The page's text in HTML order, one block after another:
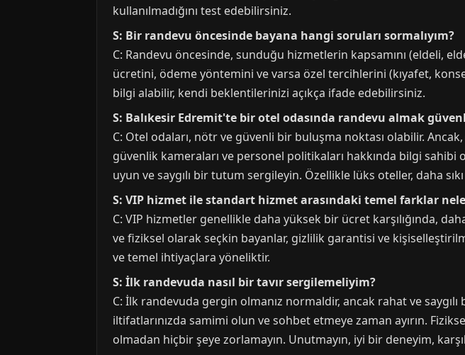
kullanılmadığını test edebilirsiniz.
S: Bir randevu öncesinde bayana hangi soruları sormalıyım?
C: Randevu öncesinde, sunduğu hizmetlerin kapsamını (eldeli,
ücretini, ödeme yöntemini ve varsa özel tercihlerini (kıyafet,
bilgi alabilir, kendi beklentilerinizi açıkça ifade edebilirsiniz.
S: Balıkesir Edremit'te bir otel odasında randevu almak
C: Otel odaları, nötr ve güvenli bir buluşma noktası olabilir.
güvenlik kameraları ve personel politikaları hakkında bilgi
uyun ve saygılı bir tutum sergileyin. Özellikle lüks oteller, daha
S: VIP hizmet ile standart hizmet arasındaki temel farklar
C: VIP hizmetler genellikle daha yüksek bir ücret karşılığında,
ve fiziksel olarak seçkin bayanlar, gizlilik garantisi ve
ve temel ihtiyaçlara yöneliktir.
S: İlk randevuda nasıl bir tavır sergilemeliyim?
C: İlk randevuda gergin olmanız normaldir, ancak rahat ve
iltifatlarınızda samimi olun ve sohbet etmeye zaman ayırın.
olmadan hiçbir şeye zorlamayın. Unutmayın, iyi bir deneyim,